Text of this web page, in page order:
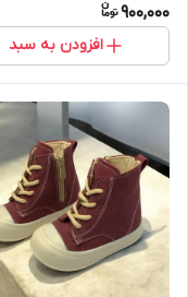
900,000
افزودن به سبد